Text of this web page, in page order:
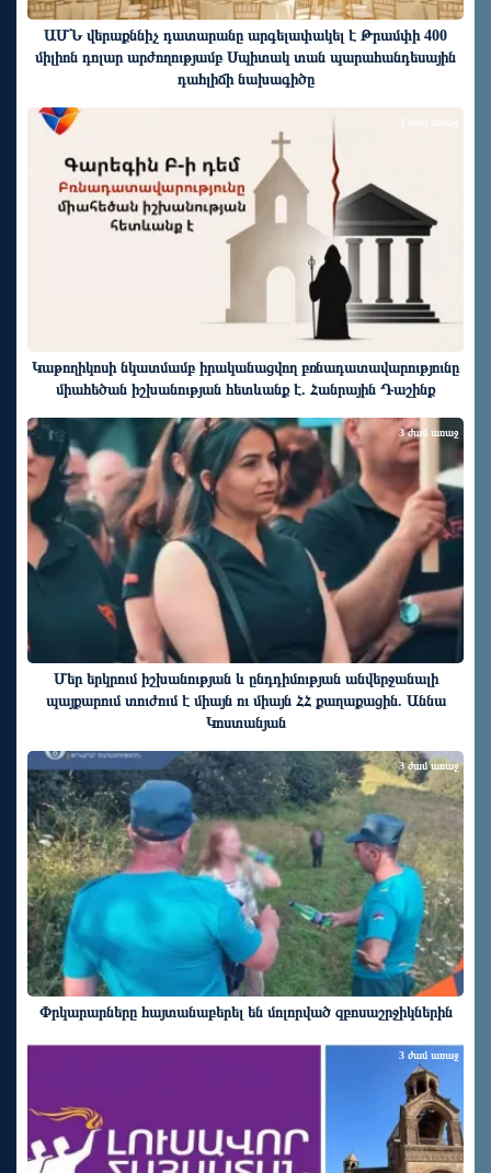
ԱՄՆ վերաքննիչ դատարանը արգելափակել է Թրամփի 400
միլիոն դոլար արժողությամբ Սպիտակ տան պարահանդեսային
դահլիճի նախագիծը
Կաթողիկոսի նկատմամբ իրականացվող բռնադատավարությունը
միահեծան իշխանության հետևանք է. Հանրային Դաշինք
Մեր երկրում իշխանության և ընդդիմության անվերջանալի
պայքարում տուժում է միայն ու միայն ՀՀ քաղաքացին. Աննա
Կոստանյան
3 ժամ առաջ
Փրկարարները հայտանաբերել են մոլորված զբոսաշրջիկներին
3 ժամ առաջ
3 ժամ առաջ